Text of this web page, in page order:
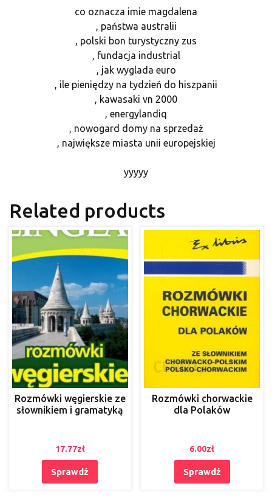
co oznacza imie magdalena
, państwa australii
, polski bon turystyczny zus
, fundacja industrial
, jak wyglada euro
, ile pieniędzy na tydzień do hiszpanii
, kawasaki vn 2000
, energylandiq
, nowogard domy na sprzedaż
, największe miasta unii europejskiej
yyyyy
Related products
Rozmówki węgierskie ze
słownikiem i gramatyką
17.77zł
Sprawdź
Rozmówki chorwackie
dla Polaków
6.00zł
Sprawdź